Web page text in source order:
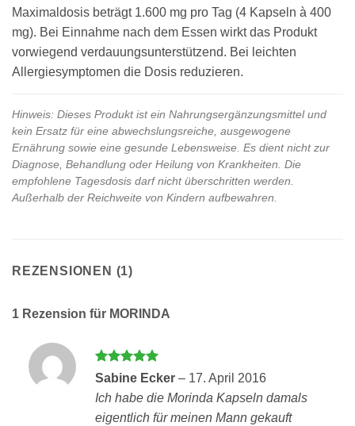
Maximaldosis beträgt 1.600 mg pro Tag (4 Kapseln à 400
mg). Bei Einnahme nach dem Essen wirkt das Produkt
vorwiegend verdauungsunterstützend. Bei leichten
Allergiesymptomen die Dosis reduzieren.
Hinweis: Dieses Produkt ist ein Nahrungsergänzungsmittel und
kein Ersatz für eine abwechslungsreiche, ausgewogene
Ernährung sowie eine gesunde Lebensweise. Es dient nicht zur
Diagnose, Behandlung oder Heilung von Krankheiten. Die
empfohlene Tagesdosis darf nicht überschritten werden.
Außerhalb der Reichweite von Kindern aufbewahren.
REZENSIONEN (1)
1 Rezension für MORINDA
Bewertet
5
Sabine Ecker – 17. April 2016
Ich habe die Morinda Kapseln damals
eigentlich für meinen Mann gekauft